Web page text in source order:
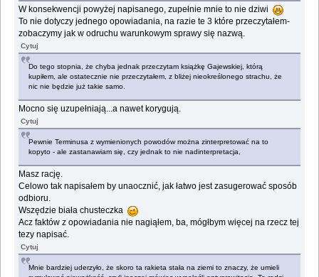
W konsekwencji powyżej napisanego, zupełnie mnie to nie dziwi
To nie dotyczy jednego opowiadania, na razie te 3 które przeczytałem-
zobaczymy jak w odruchu warunkowym sprawy się nazwą.
Cytuj
Do tego stopnia, że chyba jednak przeczytam książkę Gajewskiej, którą
kupiłem, ale ostatecznie nie przeczytałem, z bliżej nieokreślonego strachu, że
nic nie będzie już takie samo.
Mocno się uzupełniają...a nawet korygują.
Cytuj
Pewnie Terminusa z wymienionych powodów można zinterpretować na to
kopyto - ale zastanawiam się, czy jednak to nie nadinterpretacja,
Masz rację.
Celowo tak napisałem by unaocznić, jak łatwo jest zasugerować sposób
odbioru.
Wszędzie biała chusteczka
Acz faktów z opowiadania nie nagiąłem, ba, mógłbym więcej na rzecz tej
tezy napisać.
Cytuj
Mnie bardziej uderzyło, że skoro ta rakieta stała na ziemi to znaczy, że umieli